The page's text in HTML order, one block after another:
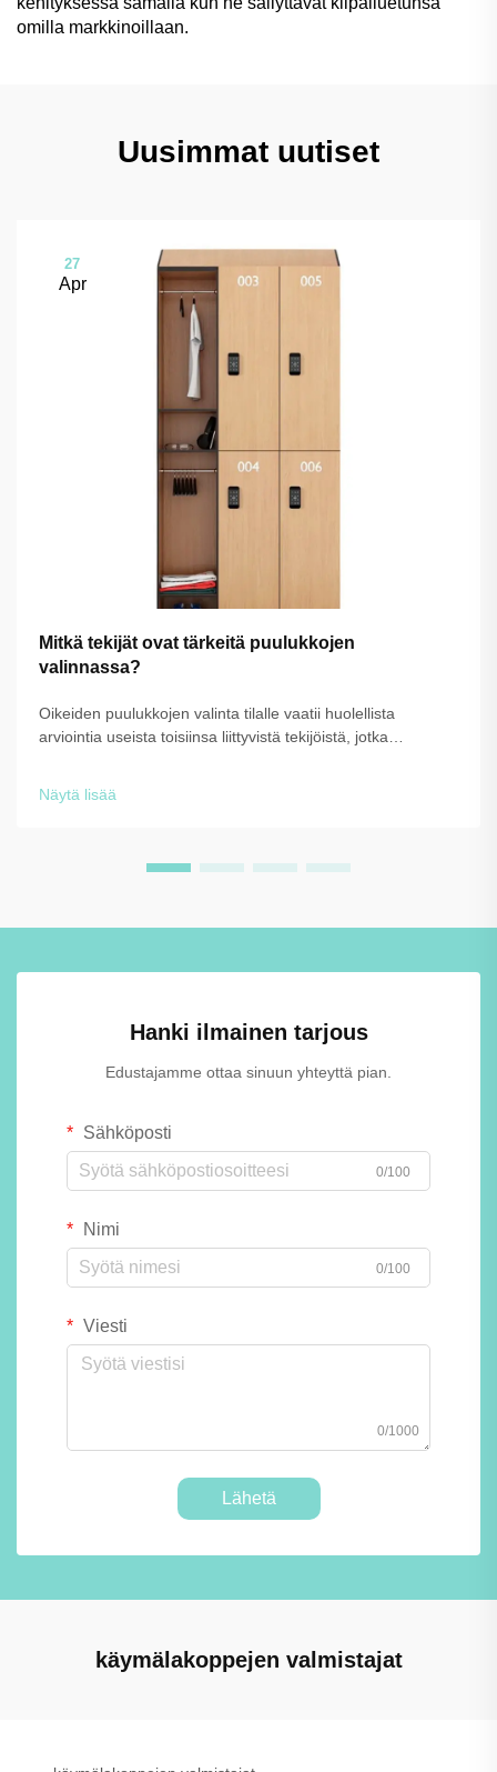
omilla markkinoillaan.
Uusimmat uutiset
27
Apr
Mitkä tekijät ovat tärkeitä puulukkojen
valinnassa?
Oikeiden puulukkojen valinta tilalle vaatii huolellista
arviointia useista toisiinsa liittyvistä tekijöistä, jotka
työpaikalle tai koulutustiloihin...
Näytä lisää
Hanki ilmainen tarjous
Edustajamme ottaa sinuun yhteyttä pian.
Sähköposti
0/100
Nimi
0/100
Viesti
0/1000
Lähetä
käymälakoppejen valmistajat